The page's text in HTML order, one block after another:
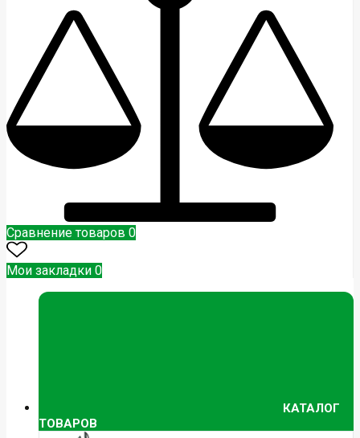
Сравнение товаров 0
Мои закладки 0
КАТАЛОГ
ТОВАРОВ